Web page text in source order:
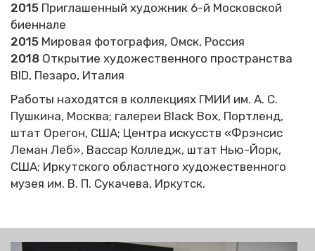
2015 Приглашенный художник 6-й Московской
биеннале
2015 Мировая фотография, Омск, Россия
2018 Открытие художественного пространства
BID, Пезаро, Италия
Работы находятся в коллекциях ГМИИ им. А. С.
Пушкина, Москва; галереи Black Box, Портленд,
штат Орегон, США; Центра искусств «Фрэнсис
Леман Леб», Вассар Колледж, штат Нью-Йорк,
США; Иркутского областного художественного
музея им. В. П. Сукачева, Иркутск.